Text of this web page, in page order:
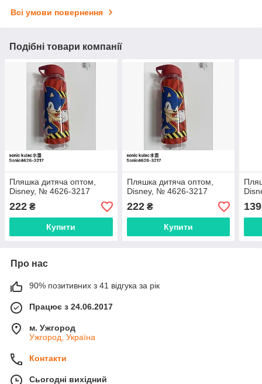
Всі умови повернення
Подібні товари компанії
Пляшка дитяча оптом,
Disney, № 4626-3217
222 ₴
Купити
Пляшка дитяча оптом,
Disney, № 4626-3217
222₴
Купити
139
Про нас
90% позитивних з 41 відгука за рік
Працює з 24.06.2017
м. Ужгород
Ужгород, Україна
Контакти
Сьогодні вихідний